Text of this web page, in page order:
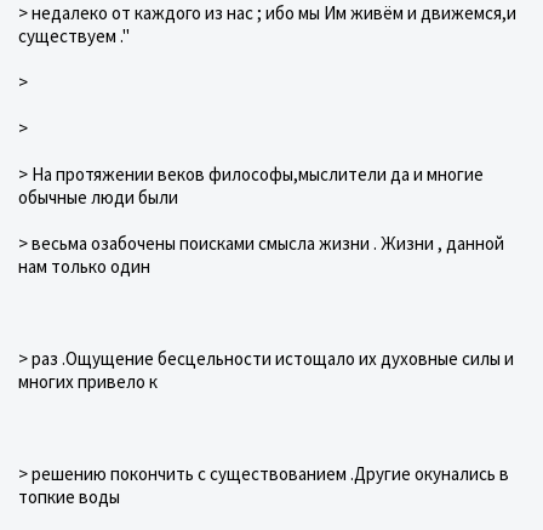
> недалеко от каждого из нас ; ибо мы Им живём и движемся,и
существуем ."
>
>
> На протяжении веков философы,мыслители да и многие
обычные люди были
> весьма озабочены поисками смысла жизни . Жизни , данной
нам только один
> раз .Ощущение бесцельности истощало их духовные силы и
многих привело к
> решению покончить с существованием .Другие окунались в
топкие воды